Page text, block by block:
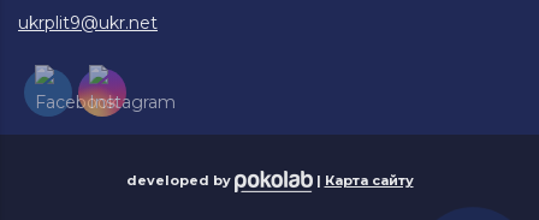
ukrplit9@ukr.net
developed by | Карта сайту